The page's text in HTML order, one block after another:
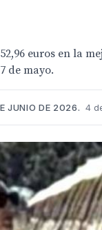
euros en la
de mayo.
JUNIO DE 2026. 4